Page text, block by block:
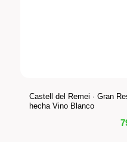
Castell del Remei · Gran
hecha Vino Blanco